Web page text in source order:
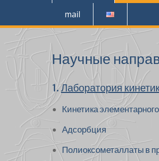
е
mail
Научные
1.Лаборатория
Кинетика
Адсорбция
Полиоксометаллаты в